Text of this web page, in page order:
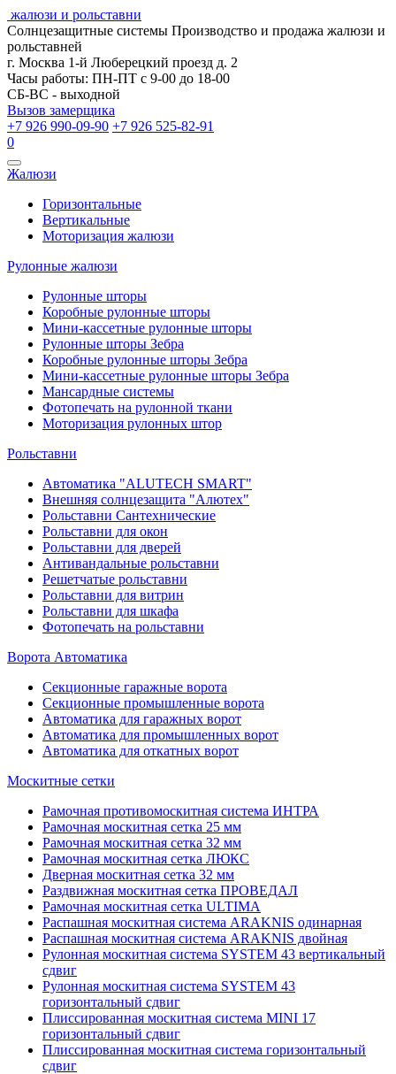
жалюзи и рольставни
Солнцезащитные системы Производство и продажа жалюзи и
рольставней
г. Москва 1-й Люберецкий проезд д. 2
Часы работы: ПН-ПТ с 9-00 до 18-00
СБ-ВС - выходной
Вызов замерщика
+7 926 990-09-90 +7 926 525-82-91
0
Открыть
навигацию
Жалюзи
Горизонтальные
Вертикальные
Моторизация жалюзи
Рулонные жалюзи
Рулонные шторы
Коробные рулонные шторы
Мини-кассетные рулонные шторы
Рулонные шторы Зебра
Коробные рулонные шторы Зебра
Мини-кассетные рулонные шторы Зебра
Мансардные системы
Фотопечать на рулонной ткани
Моторизация рулонных штор
Рольставни
Автоматика "ALUTECH SMART"
Внешняя солнцезащита "Алютех"
Рольставни Сантехнические
Рольставни для окон
Рольставни для дверей
Антивандальные рольставни
Решетчатые рольставни
Рольставни для витрин
Рольставни для шкафа
Фотопечать на рольставни
Ворота Автоматика
Секционные гаражные ворота
Секционные промышленные ворота
Автоматика для гаражных ворот
Автоматика для промышленных ворот
Автоматика для откатных ворот
Москитные сетки
Рамочная противомоскитная система ИНТРА
Рамочная москитная сетка 25 мм
Рамочная москитная сетка 32 мм
Рамочная москитная сетка ЛЮКС
Дверная москитная сетка 32 мм
Раздвижная москитная сетка ПРОВЕДАЛ
Рамочная москитная сетка ULTIMA
Распашная москитная система ARAKNIS одинарная
Распашная москитная система ARAKNIS двойная
Рулонная москитная система SYSTEM 43 вертикальный
сдвиг
Рулонная москитная система SYSTEM 43
горизонтальный сдвиг
Плиссированная москитная система MINI 17
горизонтальный сдвиг
Плиссированная москитная система горизонтальный
сдвиг